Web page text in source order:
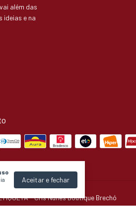
Aceitar e fechar
além das
ideias e na
- Cris Nunes Boutique Brechó
- 36163644000148. Todos os direitos